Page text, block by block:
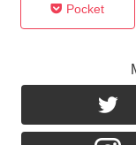
Pocket